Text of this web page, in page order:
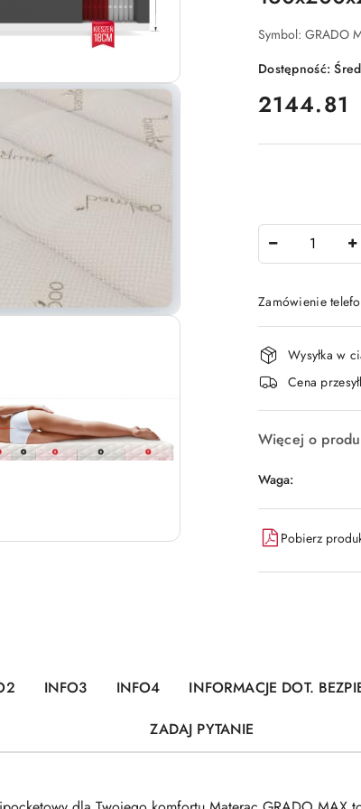
Symbol: GRADO
Dostępność:
cena:
2144.81
Zamówienie
i
dostawa
Wysyłka w
Cena
Więcej o
Waga:
Pobierz
INFO3 INFO4 INFORMACJE DOT.
ZADAJ PYTANIE